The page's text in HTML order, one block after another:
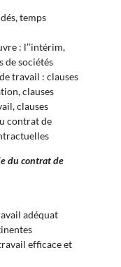
temps
: l’’intérim,
de sociétés
travail : clauses
clauses
clauses
contrat de
du contrat de
adéquat
efficace et